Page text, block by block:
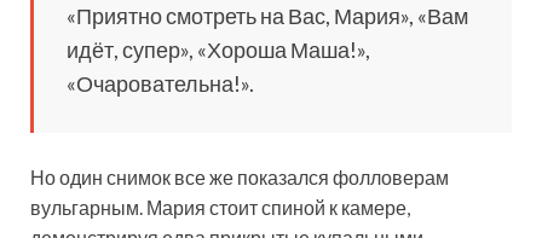
«Приятно смотреть на Вас, Мария», «Вам
идёт, супер», «Хороша Маша!»,
«Очаровательна!».
Но один снимок все же показался фолловерам
вульгарным. Мария стоит спиной к камере,